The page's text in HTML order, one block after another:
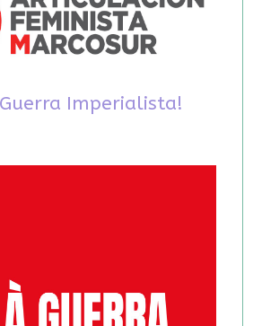
Imperialista!